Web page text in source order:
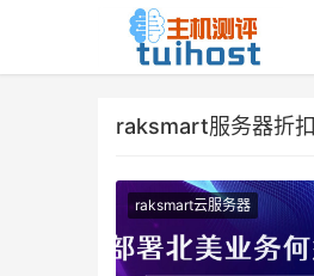
raksmart服务器折扣
raksmart云服务器